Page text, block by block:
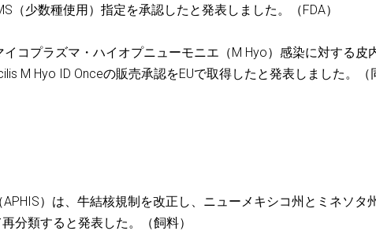
（少数種使用）指定を承認したと発表しました。（FDA）
コプラズマ・ハイオプニューモニエ（M Hyo）感染に対する皮
M Hyo ID Onceの販売承認をEUで取得したと発表しました。（
）は、牛結核規制を改正し、ニューメキシコ州とミネソタ
分類すると発表した。（飼料）